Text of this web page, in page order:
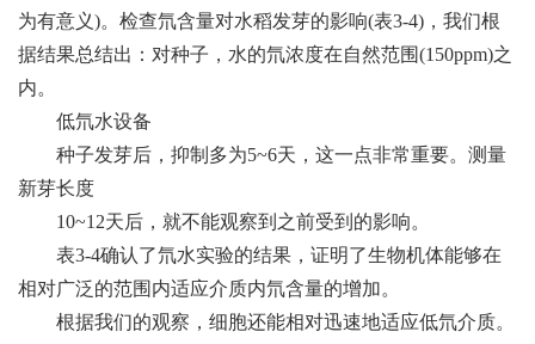
为有意义)。检查氘含量对水稻发芽的影响(表3-4)，我们根
据结果总结出：对种子，水的氘浓度在自然范围(150ppm)之
内。
低氘水设备
种子发芽后，抑制多为5~6天，这一点非常重要。测量
新芽长度
10~12天后，就不能观察到之前受到的影响。
表3-4确认了氘水实验的结果，证明了生物机体能够在
相对广泛的范围内适应介质内氘含量的增加。
根据我们的观察，细胞还能相对迅速地适应低氘介质。